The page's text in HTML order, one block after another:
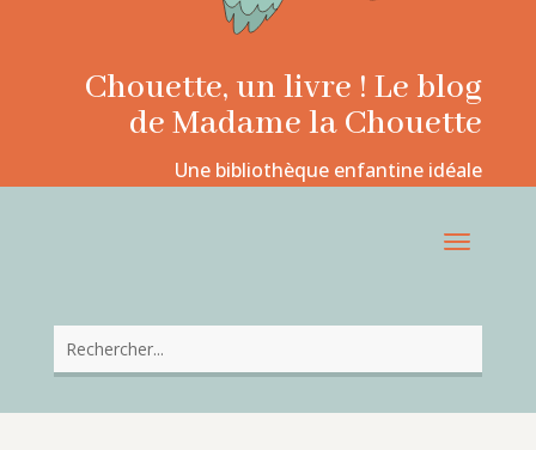
Chouette, un livre ! Le blog
de Madame la Chouette
Une bibliothèque enfantine idéale